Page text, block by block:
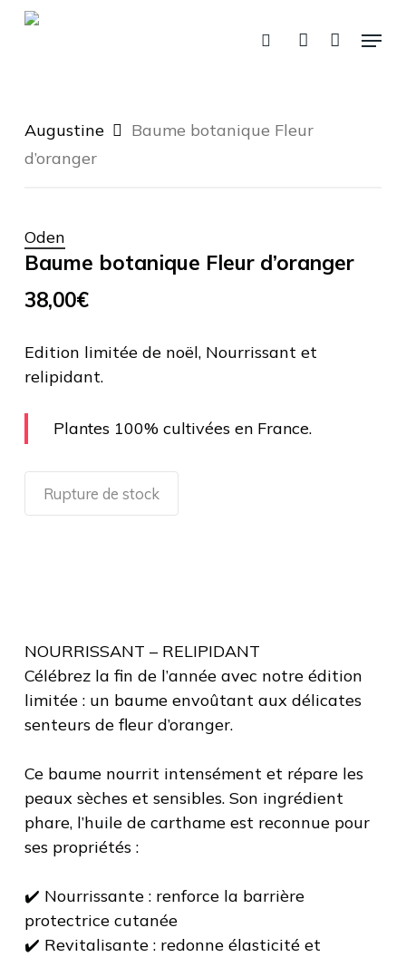
Skip
rechercheaccountMenu
Augustine
Baume botanique Fleur
d’oranger
Oden
Baume botanique Fleur d’oranger
38,00€
Edition limitée de noël, Nourrissant et
relipidant.
Plantes 100% cultivées en France.
Rupture de stock
NOURRISSANT – RELIPIDANT
Célébrez la fin de l’année avec notre édition
limitée : un baume envoûtant aux délicates
senteurs de fleur d’oranger.
Ce baume nourrit intensément et répare les
peaux sèches et sensibles. Son ingrédient
phare, l’huile de carthame est reconnue pour
ses propriétés :
✔️ Nourrissante : renforce la barrière
protectrice cutanée
✔️ Revitalisante : redonne élasticité et